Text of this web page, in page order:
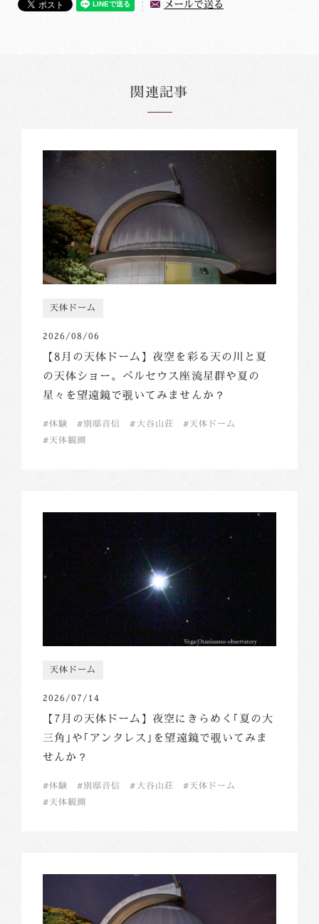
メールで送る
関連記事
天体ドーム
2026/08/06
【8月の天体ドーム】夜空を彩る天の川と夏
の天体ショー。ペルセウス座流星群や夏の
星々を望遠鏡で覗いてみませんか？
体験 別邸音信 大谷山荘
天体ドーム
天体観測
天体ドーム
2026/07/14
【7月の天体ドーム】夜空にきらめく｢夏の大
三角｣や｢アンタレス｣を望遠鏡で覗いてみま
せんか？
体験 別邸音信 大谷山荘
天体ドーム
天体観測